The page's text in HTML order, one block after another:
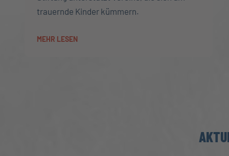
trauernde Kinder kümmern.
MEHR LESEN